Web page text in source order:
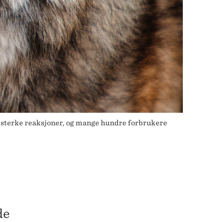
reaksjoner, og mange hundre forbrukere